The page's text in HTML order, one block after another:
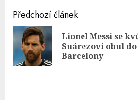
Continue
Reading
Předchozí článek
Lionel Messi se
Suárezovi obul
Barcelony